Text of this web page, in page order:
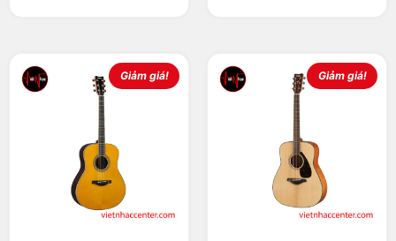
Giảm giá! Giảm giá!